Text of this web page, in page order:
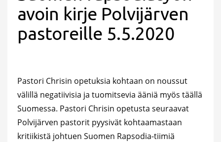
avoin kirje Polvijärven
pastoreille 5.5.2020
Pastori Chrisin opetuksia kohtaan on noussut
välillä negatiivisia ja tuomitsevia ääniä myös täällä
Suomessa. Pastori Chrisin opetusta seuraavat
Polvijärven pastorit pyysivät kohtaamastaan
kritiikistä johtuen Suomen Rapsodia-tiimiä